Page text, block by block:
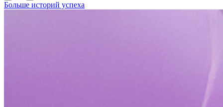
Больше историй успеха